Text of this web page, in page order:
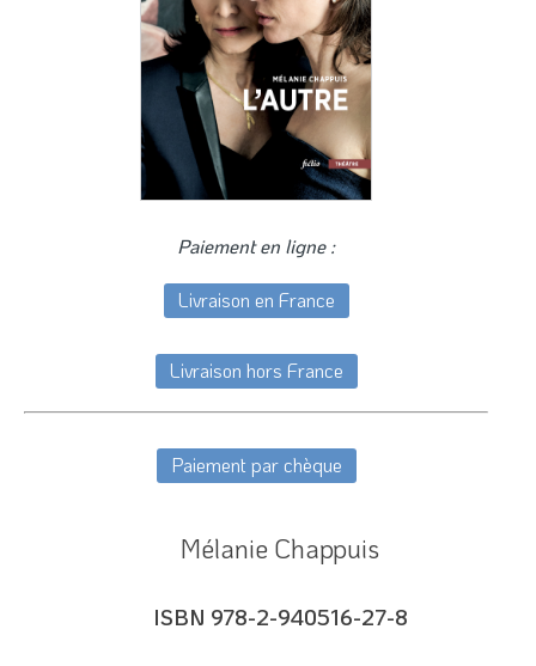
Paiement en ligne :
Livraison en France
Livraison hors France
Paiement par chèque
Mélanie Chappuis
ISBN 978-2-940516-27-8